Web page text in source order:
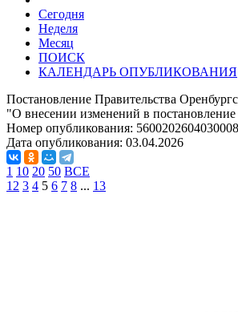
Сегодня
Неделя
Месяц
ПОИСК
КАЛЕНДАРЬ ОПУБЛИКОВАНИЯ
Постановление Правительства
"О внесении изменений в
Номер опубликования: 5600202604030008
Дата опубликования: 03.04.2026
1 10 20 50 ВСЕ
1 2 3 4 5 6 7 8 ... 13